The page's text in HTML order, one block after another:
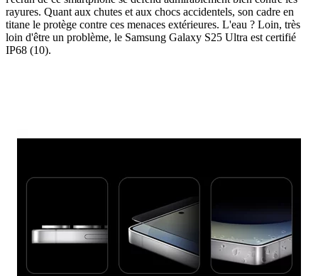
rayures. Quant aux chutes et aux chocs accidentels, son cadre en
titane le protège contre ces menaces extérieures. L'eau ? Loin, très
loin d'être un problème, le Samsung Galaxy S25 Ultra est certifié
IP68 (10).